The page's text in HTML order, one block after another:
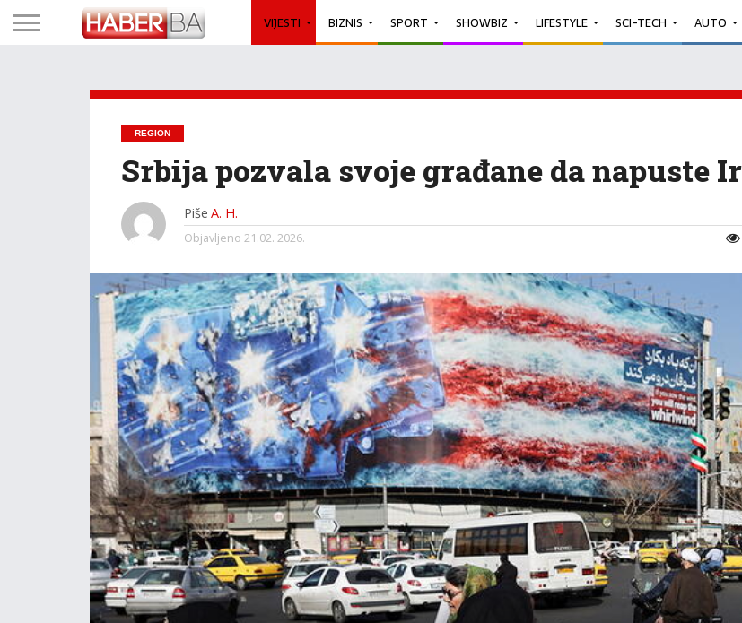
VIJESTI BIZNIS SPORT SHOWBIZ LIFESTYLE SCI-TECH AUTO
REGION
Srbija pozvala svoje građane da napuste
Piše A. H.
Objavljeno 21.02. 2026.